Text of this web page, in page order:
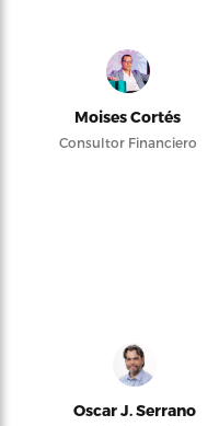
Moises Cortés
Consultor Financiero
Oscar J. Serrano